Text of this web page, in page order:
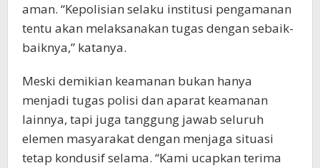
aman. “Kepolisian selaku institusi pengamanan
tentu akan melaksanakan tugas dengan sebaik-
baiknya,” katanya.
Meski demikian keamanan bukan hanya
menjadi tugas polisi dan aparat keamanan
lainnya, tapi juga tanggung jawab seluruh
elemen masyarakat dengan menjaga situasi
tetap kondusif selama. “Kami ucapkan terima